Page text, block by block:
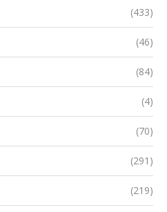
(433)
(46)
(84)
(4)
(70)
(291)
(219)